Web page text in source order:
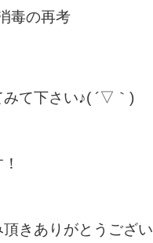
毒の再考
て下さい♪( ´▽｀)
きありがとうござい